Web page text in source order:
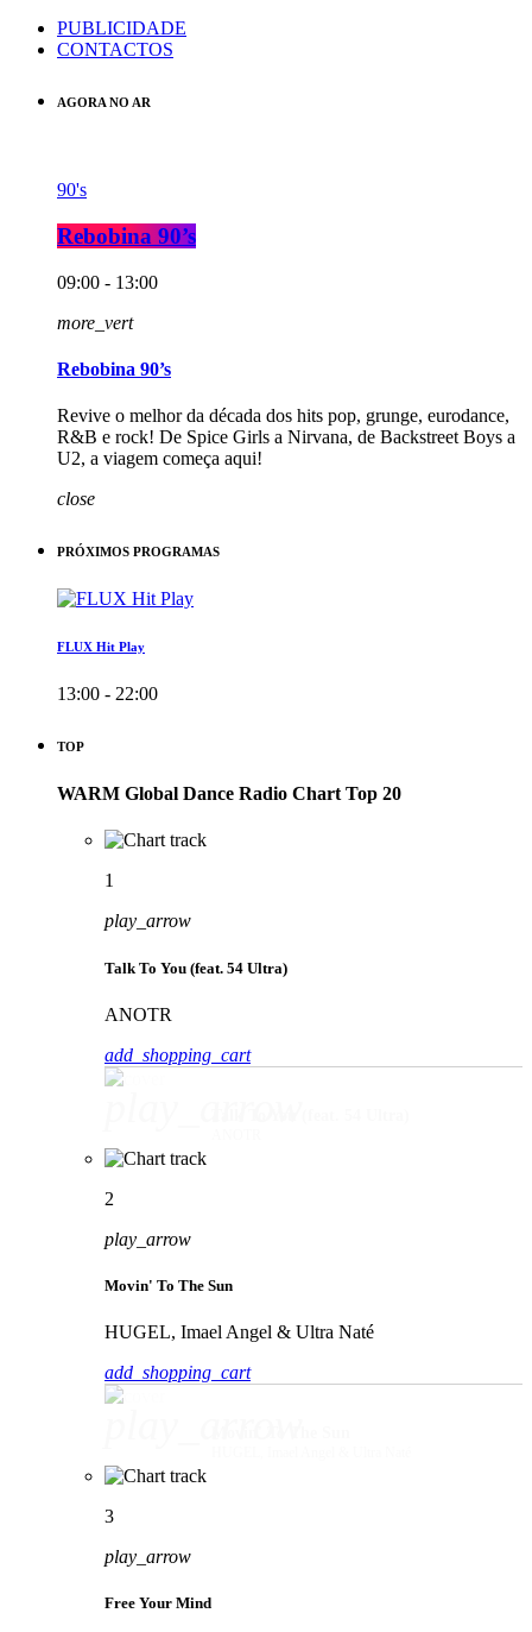
PUBLICIDADE
CONTACTOS
AGORA NO AR
90's
Rebobina 90’s
09:00 - 13:00
more_vert
Rebobina 90’s
Revive o melhor da década dos hits pop, grunge, eurodance,
R&B e rock! De Spice Girls a Nirvana, de Backstreet Boys a
U2, a viagem começa aqui!
close
PRÓXIMOS PROGRAMAS
FLUX Hit Play
13:00 - 22:00
TOP
WARM Global Dance Radio Chart Top 20
1
play_arrow
Talk To You (feat. 54 Ultra)
ANOTR
add_shopping_cart
2
play_arrow
Movin' To The Sun
HUGEL, Imael Angel & Ultra Naté
add_shopping_cart
3
play_arrow
Free Your Mind